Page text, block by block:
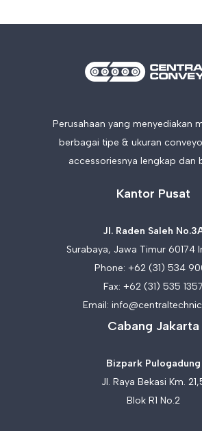
Perusahaan yang menyediakan
berbagai tipe & ukuran
accessoriesnya lengkap dan
Kantor Pusat
Jl. Raden Saleh
Surabaya, Jawa Timur 60174
Phone: +62 (31) 534
Fax: +62 (31) 535 1357
Email:
Cabang Jakarta
Bizpark Pulogadung
Jl. Raya Bekasi Km.
Blok R1 No.2